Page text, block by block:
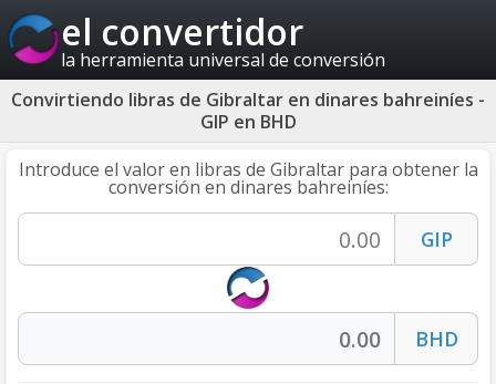
el convertidor
la herramienta universal de conversión
Convirtiendo libras de Gibraltar en dinares bahreiníes -
GIP en BHD
Introduce el valor en libras de Gibraltar para obtener la
conversión en dinares bahreiníes: